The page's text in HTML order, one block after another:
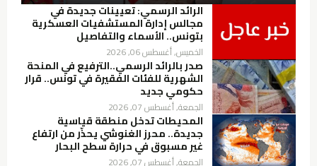
الرائد الرسمي: تعيينات جديدة في
مجالس إدارة المستشفيات العسكرية
بتونس.. الأسماء والتفاصيل
الخميس, أغسطس 06, 2026
صدر بالرائد الرسمي..الترفيع في المنحة
الشهرية للفئات الفقيرة في تونس.. قرار
حكومي جديد
الجمعة, أغسطس 07, 2026
المحيطات تدخل منطقة قياسية
جديدة.. محرز الغنوشي يحذّر من ارتفاع
غير مسبوق في حرارة سطح البحار
الجمعة, أغسطس 07, 2026